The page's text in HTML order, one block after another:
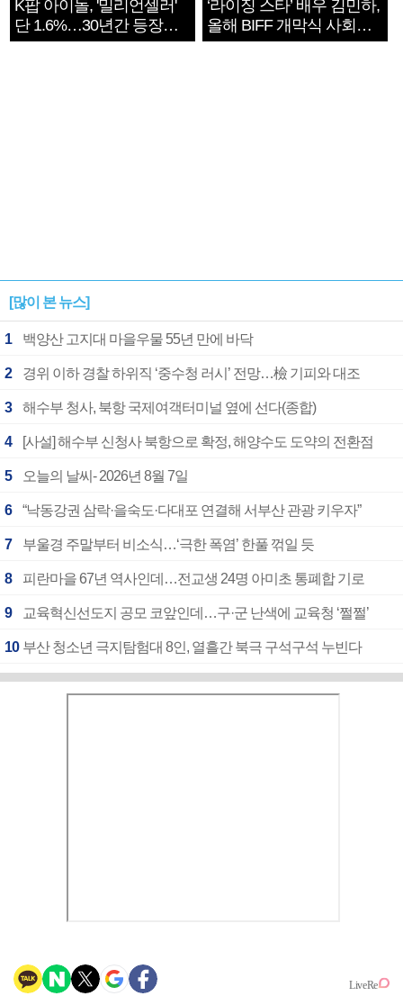
K팝 아이돌, '밀리언셀러'
단 1.6%…30년간 등장
1182개팀 전수조사
‘라이징 스타’ 배우 김민하,
올해 BIFF 개막식 사회자
확정
[많이 본 뉴스]
1 백양산 고지대 마을우물 55년 만에 바닥
2 경위 이하 경찰 하위직 ‘중수청 러시’ 전망…檢 기피와 대조
3 해수부 청사, 북항 국제여객터미널 옆에 선다(종합)
4 [사설] 해수부 신청사 북항으로 확정, 해양수도 도약의 전환점
5 오늘의 날씨- 2026년 8월 7일
6 “낙동강권 삼락·을숙도·다대포 연결해 서부산 관광 키우자”
7 부울경 주말부터 비소식…‘극한 폭염’ 한풀 꺾일 듯
8 피란마을 67년 역사인데…전교생 24명 아미초 통폐합 기로
9 교육혁신선도지 공모 코앞인데…구·군 난색에 교육청 ‘쩔쩔’
10 부산 청소년 극지탐험대 8인, 열흘간 북극 구석구석 누빈다